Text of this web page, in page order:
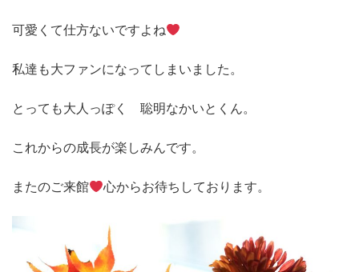
可愛くて仕方ないですよね
私達も大ファンになってしまいました。
とっても大人っぽく 聡明なかいとくん。
これからの成長が楽しみんです。
またのご来館 心からお待ちしております。